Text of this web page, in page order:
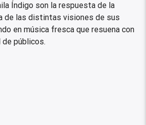
Índigo son la respuesta de la
de las distintas visiones de sus
en música fresca que resuena con
de públicos.